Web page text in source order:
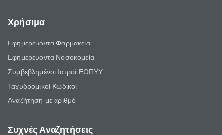
Χρήσιμα
Εφημερεύοντα Φαρμακεία
Εφημερεύοντα Νοσοκομεία
Συμβεβλημένοι Ιατροί ΕΟΠΥΥ
Ταχυδρομικοί Κωδικοί
Αναζήτηση με αριθμό
Συχνές Αναζητήσεις